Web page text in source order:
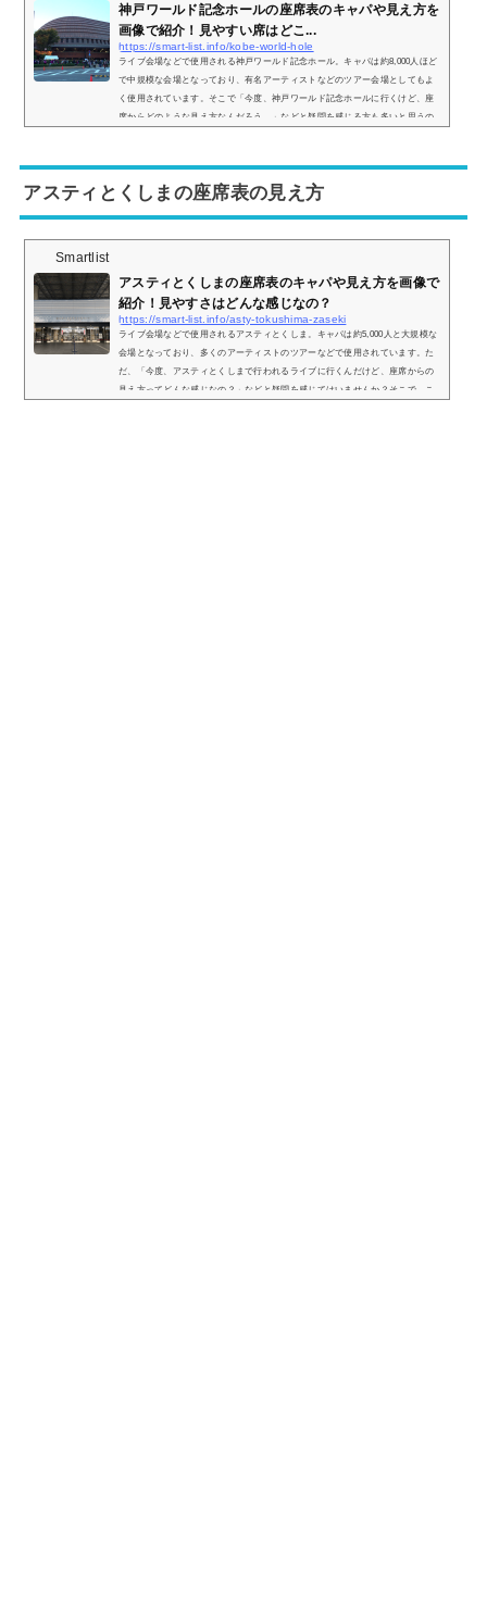
神戸ワールド記念ホールの座席表のキャパや見え方を
画像で紹介！見やすい席はどこ...
https://smart-list.info/kobe-world-hole
ライブ会場などで使用される神戸ワールド記念ホール。キャパは約8,000人ほど
で中規模な会場となっており、有名アーティストなどのツアー会場としてもよ
く使用されています。そこで「今度、神戸ワールド記念ホールに行くけど、座
席からどのような見え方なんだろう…」などと疑問を感じる方も多いと思うの
戸ワールド記念ホールの座席表の画像は以下の通りになります。神戸ワールド
記念ホ...
アスティとくしまの座席表の見え方
Smartlist
アスティとくしまの座席表のキャパや見え方を画像で
紹介！見やすさはどんな感じなの？
https://smart-list.info/asty-tokushima-zaseki
ライブ会場などで使用されるアスティとくしま。キャパは約5,000人と大規模な
会場となっており、多くのアーティストのツアーなどで使用されています。た
だ、「今度、アスティとくしまで行われるライブに行くんだけど、座席からの
見え方ってどんな感じなの？」などと疑問を感じてはいませんか？そこで、こ